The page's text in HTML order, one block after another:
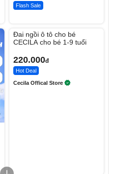
Flash Sale
Đai ngồi ô tô cho bé
CECILA cho bé 1-9 tuổi
220.000đ
Hot Deal
Cecila Offical Store